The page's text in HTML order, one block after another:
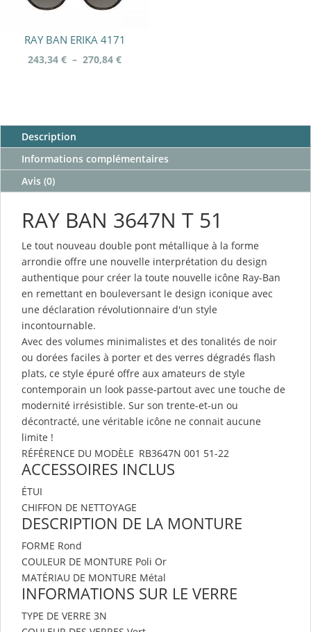
RAY BAN ERIKA 4171
243,34€ – 270,84€Plage
270,84 €
Description
Informations complémentaires
Avis (0)
RAY BAN 3647N T 51
Le tout nouveau double pont métallique à la forme
arrondie offre une nouvelle interprétation du design
authentique pour créer la toute nouvelle icône Ray-Ban
en remettant en bouleversant le design iconique avec
une déclaration révolutionnaire d'un style
incontournable.
Avec des volumes minimalistes et des tonalités de noir
ou dorées faciles à porter et des verres dégradés flash
plats, ce style épuré offre aux amateurs de style
contemporain un look passe-partout avec une touche de
modernité irrésistible. Sur son trente-et-un ou
décontracté, une véritable icône ne connait aucune
limite !
RÉFÉRENCE DU MODÈLE RB3647N 001 51-22
ACCESSOIRES INCLUS
ÉTUI
CHIFFON DE NETTOYAGE
DESCRIPTION DE LA MONTURE
FORME Rond
COULEUR DE MONTURE Poli Or
MATÉRIAU DE MONTURE Métal
INFORMATIONS SUR LE VERRE
TYPE DE VERRE 3N